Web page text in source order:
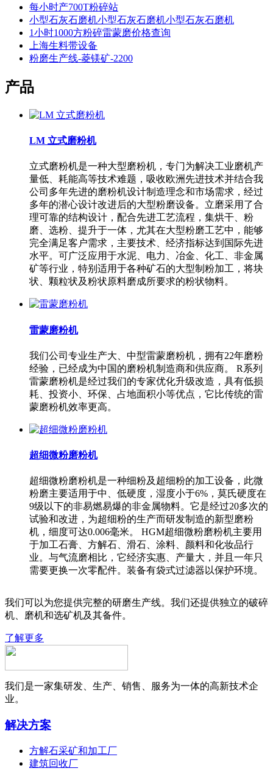
每小时产700T粉碎站
小型石灰石磨机小型石灰石磨机小型石灰石磨机
1小时1000方粉碎雷蒙磨价格查询
上海生料带设备
粉磨生产线-菱镁矿-2200
产品
LM 立式磨粉机
立式磨粉机是一种大型磨粉机，专门为解决工业磨机产
量低、耗能高等技术难题，吸收欧洲先进技术并结合我
公司多年先进的磨粉机设计制造理念和市场需求，经过
多年的潜心设计改进后的大型粉磨设备。立磨采用了合
理可靠的结构设计，配合先进工艺流程，集烘干、粉
磨、选粉、提升于一体，尤其在大型粉磨工艺中，能够
完全满足客户需求，主要技术、经济指标达到国际先进
水平。可广泛应用于水泥、电力、冶金、化工、非金属
矿等行业，特别适用于各种矿石的大型制粉加工，将块
状、颗粒状及粉状原料磨成所要求的粉状物料。
雷蒙磨粉机
我们公司专业生产大、中型雷蒙磨粉机，拥有22年磨粉
经验，已经成为中国的磨粉机制造商和供应商。 R系列
雷蒙磨粉机是经过我们的专家优化升级改造，具有低损
耗、投资小、环保、占地面积小等优点，它比传统的雷
蒙磨粉机效率更高。
超细微粉磨粉机
超细微粉磨粉机是一种细粉及超细粉的加工设备，此微
粉磨主要适用于中、低硬度，湿度小于6%，莫氏硬度在
9级以下的非易燃易爆的非金属物料。它是经过20多次的
试验和改进，为超细粉的生产而研发制造的新型磨粉
机，细度可达0.006毫米。 HGM超细微粉磨粉机主要用
于加工石膏、方解石、滑石、涂料、颜料和化妆品行
业。与气流磨相比，它经济实惠、产量大，并且一年只
需要更换一次零配件。装备有袋式过滤器以保护环境。
我们可以为您提供完整的研磨生产线。我们还提供独立的破碎
机、磨机和选矿机及其备件。
了解更多
我们是一家集研发、生产、销售、服务为一体的高新技术企
业。
解决方案
方解石采矿和加工厂
建筑回收厂